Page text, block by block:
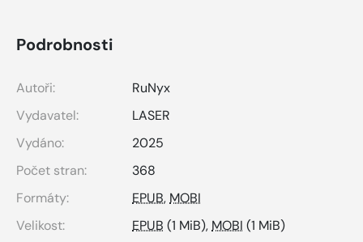
Podrobnosti
Autoři:
RuNyx
Vydavatel:
LASER
Vydáno:
2025
Počet stran:
368
Formáty:
EPUB,MOBI
Velikost:
EPUB (1 MiB),MOBI (1 MiB)